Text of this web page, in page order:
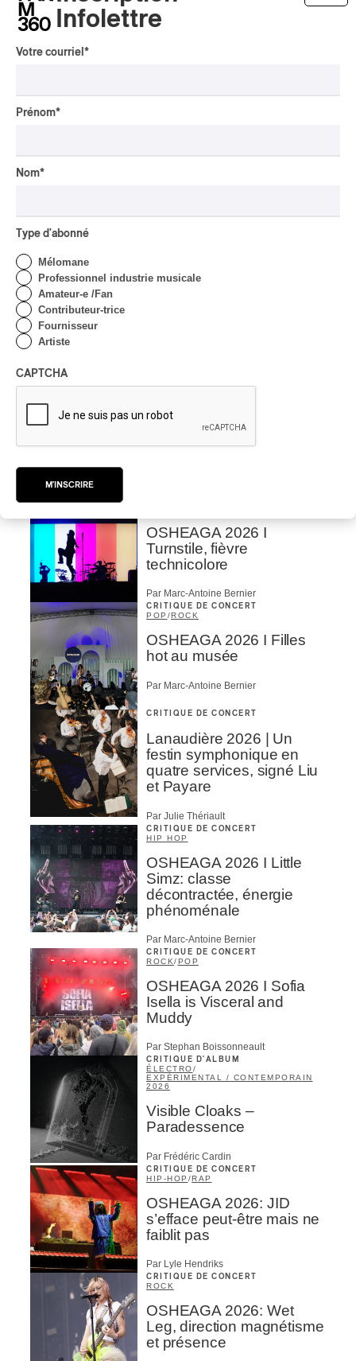
Par Chloé Rouffignac
INTERVIEW
CLASSIQUE OCCIDENTAL
passions avec Rachel
CLASSIQUE OCCIDENTAL/
CRITIQUE DE CONCERT
OSHEAGA 2026 I Viagra
OSHEAGA 2026 I
Turnstile, fièvre
technicolore
Par Marc-Antoine Bernier
CRITIQUE DE CONCERT
POP /ROCK
OSHEAGA 2026 I Filles
hot au musée
Par Marc-Antoine Bernier
CRITIQUE DE CONCERT
Lanaudière 2026 | Un
festin symphonique en
quatre services, signé Liu
et Payare
Par Julie Thériault
CRITIQUE DE CONCERT
HIP HOP
OSHEAGA 2026 I Little
Simz: classe
décontractée, énergie
phénoménale
Par Marc-Antoine Bernier
CRITIQUE DE CONCERT
ROCK/POP
OSHEAGA 2026 I Sofia
Isella is Visceral and
Muddy
Par Stephan Boissonneault
CRITIQUE D'ALBUM
ÉLECTRO/
EXPÉRIMENTAL / CONTEMPORAIN
2026
Visible Cloaks –
Paradessence
Par Frédéric Cardin
CRITIQUE DE CONCERT
HIP-HOP /RAP
OSHEAGA 2026: JID
s’efface peut-être mais ne
faiblit pas
Par Lyle Hendriks
CRITIQUE DE CONCERT
ROCK
OSHEAGA 2026: Wet
Leg, direction magnétisme
et présence
Infolettre
Votre courriel *
Prénom*
Nom*
Type d'abonné
Mélomane
Professionnel industrie musicale
Amateur-e /Fan
Contributeur-trice
Fournisseur
Artiste
CAPTCHA
M'INSCRIRE